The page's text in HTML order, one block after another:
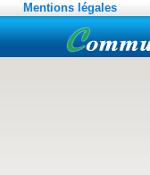
Mentions légales